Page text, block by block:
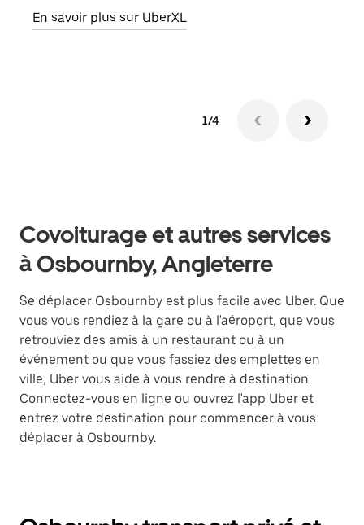
En savoir plus sur UberXL
1/4
Covoiturage et autres services
à Osbournby, Angleterre
Se déplacer Osbournby est plus facile avec Uber. Que
vous vous rendiez à la gare ou à l'aéroport, que vous
retrouviez des amis à un restaurant ou à un
événement ou que vous fassiez des emplettes en
ville, Uber vous aide à vous rendre à destination.
Connectez-vous en ligne ou ouvrez l'app Uber et
entrez votre destination pour commencer à vous
déplacer à Osbournby.